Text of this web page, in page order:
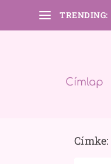
TRENDING:
Címlap
Címke: